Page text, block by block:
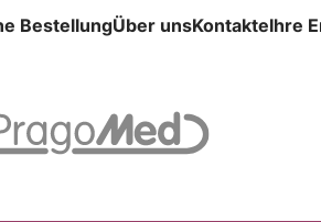
BestellungÜber unsKontakteIhre